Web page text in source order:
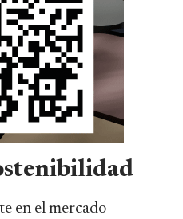
en el mercado